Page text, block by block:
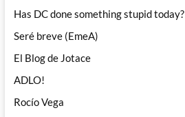
Has DC done something stupid today?
Seré breve (EmeA)
El Blog de Jotace
ADLO!
Rocío Vega